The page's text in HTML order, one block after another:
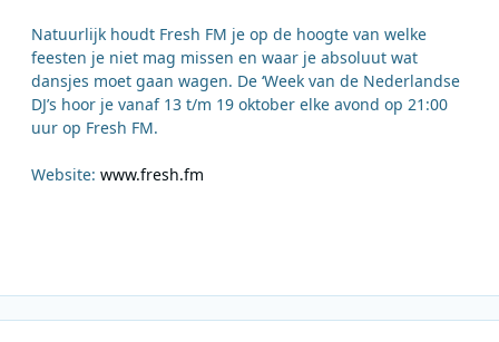
Natuurlijk houdt Fresh FM je op de hoogte van welke
feesten je niet mag missen en waar je absoluut wat
dansjes moet gaan wagen. De ‘Week van de Nederlandse
DJ’s hoor je vanaf 13 t/m 19 oktober elke avond op 21:00
uur op Fresh FM.
Website: www.fresh.fm